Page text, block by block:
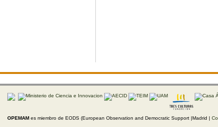
OPEMAM es miembro de EODS (European Observation and Democratic Support |Madrid |